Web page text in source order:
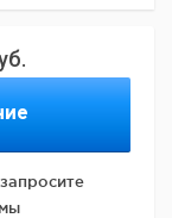
запросите